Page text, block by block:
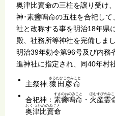
奥津比賣命の三柱を譲り受け
神･素盞鳴命の五柱を合祀し
社と改称する事を明治18年県
殿、社務所等神社を完備しまし
明治39年勅令第96号及び内務
進神社に指定され、同40年村
主祭神:猿田彦命
さるたひこのみこと
合祀神： 素盞鳴命
すさのおのみこと
・ 火産霊
ほむすびのみこ
奥津比賣命
おくつひめのみこと